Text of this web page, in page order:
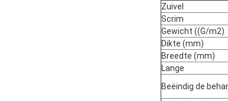
Zuivel
Scrim
Gewicht ((G/m2)
Dikte (mm)
Breedte (mm)
Lange
Beëindig de